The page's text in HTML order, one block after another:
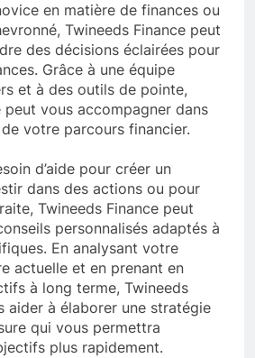
en matière de finances ou
Twineeds Finance peut
des décisions éclairées pour
Grâce à une équipe
et à des outils de pointe,
peut vous accompagner dans
votre parcours financier.
d’aide pour créer un
dans des actions ou pour
Twineeds Finance peut
personnalisés adaptés à
En analysant votre
actuelle et en prenant en
à long terme, Twineeds
aider à élaborer une stratégie
qui vous permettra
plus rapidement.